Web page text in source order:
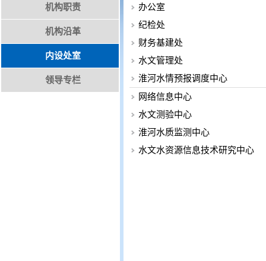
机构职责
机构沿革
内设处室
领导专栏
办公室
纪检处
财务基建处
水文管理处
淮河水情预报调度中心
网络信息中心
水文测验中心
淮河水质监测中心
水文水资源信息技术研究中心